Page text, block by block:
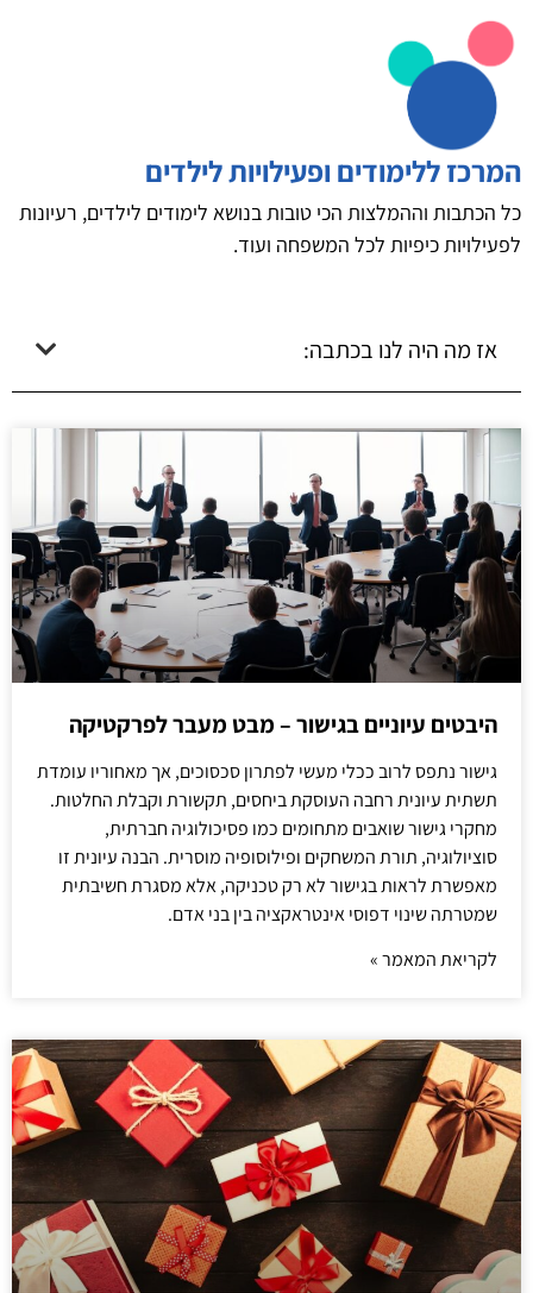
המרכז ללימודים ופעילויות לילדים
כל הכתבות וההמלצות הכי טובות בנושא לימודים לילדים, רעיונות
לפעילויות כיפיות לכל המשפחה ועוד.
אז מה היה לנו בכתבה:
היבטים עיוניים בגישור – מבט מעבר לפרקטיקה
גישור נתפס לרוב ככלי מעשי לפתרון סכסוכים, אך מאחוריו עומדת
תשתית עיונית רחבה העוסקת ביחסים, תקשורת וקבלת החלטות.
מחקרי גישור שואבים מתחומים כמו פסיכולוגיה חברתית,
סוציולוגיה, תורת המשחקים ופילוסופיה מוסרית. הבנה עיונית זו
מאפשרת לראות בגישור לא רק טכניקה, אלא מסגרת חשיבתית
שמטרתה שינוי דפוסי אינטראקציה בין בני אדם.
לקריאת המאמר »